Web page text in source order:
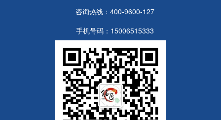
咨询热线：400-9600-127
手机号码：15006515333